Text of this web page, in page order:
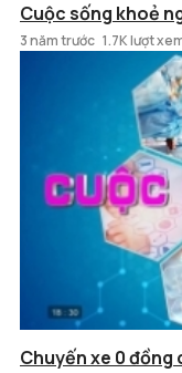
Cuộc sống khoẻ
3 năm trước 1.7K lượt
Chuyến xe 0